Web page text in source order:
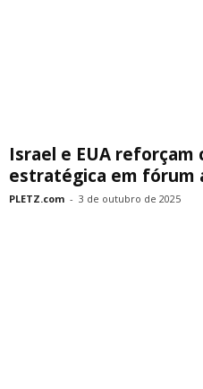
Israel e EUA reforçam
estratégica em fórum
PLETZ.com - 3 de outubro de 2025